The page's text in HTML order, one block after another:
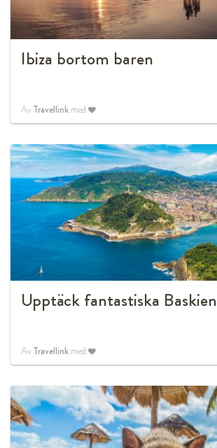
Ibiza bortom baren
Av Travellink med
Upptäck fantastiska Baskien
Av Travellink med